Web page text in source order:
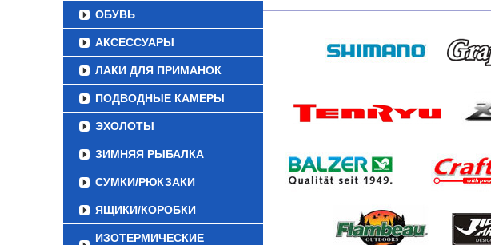
ОБУВЬ
АКСЕССУАРЫ
ЛАКИ ДЛЯ ПРИМАНОК
ПОДВОДНЫЕ КАМЕРЫ
ЭХОЛОТЫ
ЗИМНЯЯ РЫБАЛКА
СУМКИ/РЮКЗАКИ
ЯЩИКИ/КОРОБКИ
ИЗОТЕРМИЧЕСКИЕ